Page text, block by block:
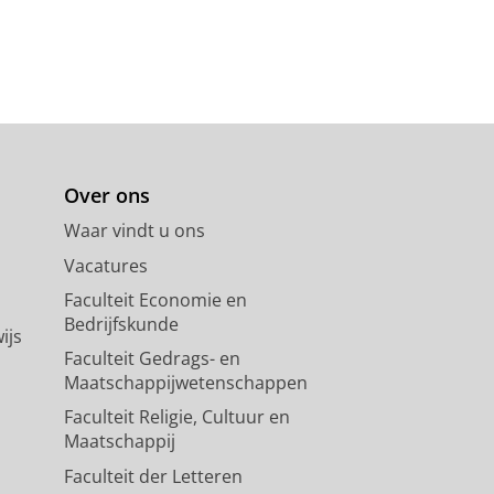
Over ons
Waar vindt u ons
Vacatures
Faculteit Economie en
Bedrijfskunde
Faculteit Gedrags- en
Maatschappijwetenschappen
Faculteit Religie, Cultuur en
Maatschappij
Faculteit der Letteren